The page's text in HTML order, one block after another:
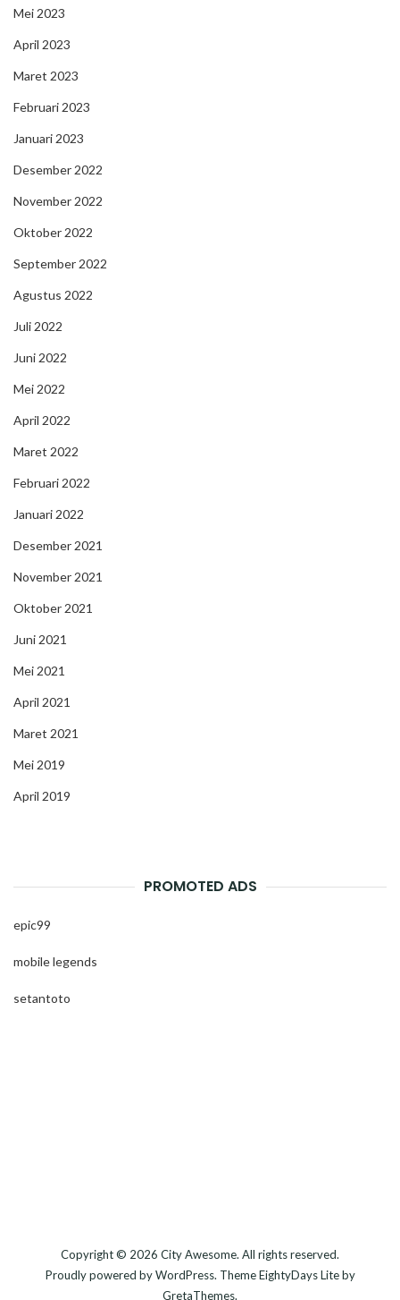
Mei 2023
April 2023
Maret 2023
Februari 2023
Januari 2023
Desember 2022
November 2022
Oktober 2022
September 2022
Agustus 2022
Juli 2022
Juni 2022
Mei 2022
April 2022
Maret 2022
Februari 2022
Januari 2022
Desember 2021
November 2021
Oktober 2021
Juni 2021
Mei 2021
April 2021
Maret 2021
Mei 2019
April 2019
PROMOTED ADS
epic99
mobile legends
setantoto
Copyright © 2026 City Awesome. All rights reserved.
Proudly powered byWordPress. ThemeEightyDays Liteby
GretaThemes.